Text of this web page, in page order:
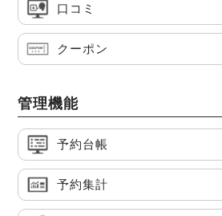
口コミ
クーポン
管理機能
予約台帳
予約集計